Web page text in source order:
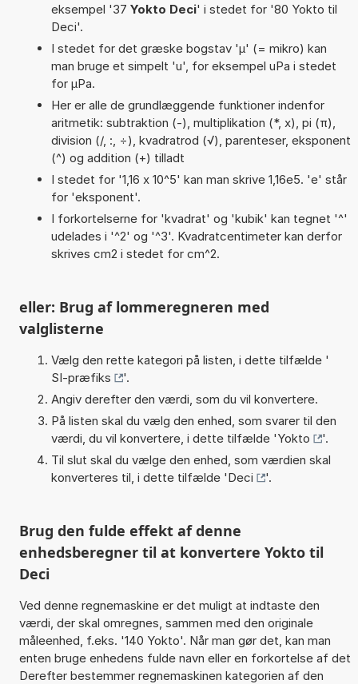
eksempel '37 Yokto Deci' i stedet for '80 Yokto til
Deci'.
I stedet for det græske bogstav 'µ' (= mikro) kan
man bruge et simpelt 'u', for eksempel uPa i stedet
for µPa.
Her er alle de grundlæggende funktioner indenfor
aritmetik: subtraktion (-), multiplikation (*, x), pi (π),
division (/, :, ÷), kvadratrod (√), parenteser, eksponent
(^) og addition (+) tilladt
I stedet for '1,16 x 10^5' kan man skrive 1,16e5. 'e' står
for 'eksponent'.
I forkortelserne for 'kvadrat' og 'kubik' kan tegnet '^'
udelades i '^2' og '^3'. Kvadratcentimeter kan derfor
skrives cm2 i stedet for cm^2.
eller: Brug af lommeregneren med
valglisterne
Vælg den rette kategori på listen, i dette tilfælde '
SI-præfiks
'.
Angiv derefter den værdi, som du vil konvertere.
På listen skal du vælg den enhed, som svarer til den
værdi, du vil konvertere, i dette tilfælde 'Yokto
'.
Til slut skal du vælge den enhed, som værdien skal
konverteres til, i dette tilfælde 'Deci '.
Brug den fulde effekt af denne
enhedsberegner til at konvertere Yokto til
Deci
Ved denne regnemaskine er det muligt at indtaste den
værdi, der skal omregnes, sammen med den originale
måleenhed, f.eks. '140 Yokto'. Når man gør det, kan man
enten bruge enhedens fulde navn eller en forkortelse af det
Derefter bestemmer regnemaskinen kategorien af den